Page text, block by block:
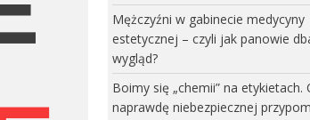
Mężczyźni w gabinecie medycyny
estetycznej – czyli jak panowie
wygląd?
Boimy się „chemii” na etykietach.
naprawdę niebezpiecznej